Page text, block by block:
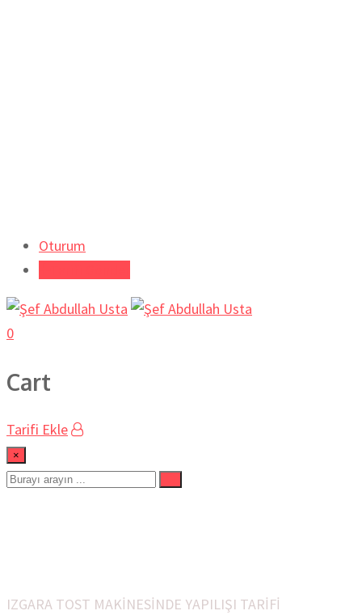
Oturum
0
Cart
Tarifi Ekle
×
IZGARA TOST MAKİNESİNDE YAPILIŞI TARİFİ